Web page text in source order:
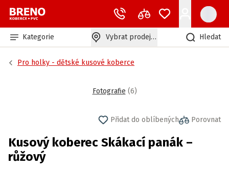
Kategorie Vybrat prodejnu Hledat
Pro holky - dětské kusové koberce
Fotografie (6)
Přidat do oblíbených Porovnat
Kusový koberec Skákací panák –
růžový